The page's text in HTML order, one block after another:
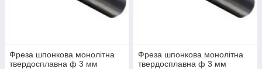
Фреза шпонкова монолітна
твердосплавна ф 3 мм
Фреза шпонкова монолітна
твердосплавна ф 3 мм